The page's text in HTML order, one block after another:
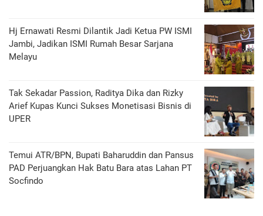
Hj Ernawati Resmi Dilantik Jadi Ketua PW ISMI
Jambi, Jadikan ISMI Rumah Besar Sarjana
Melayu
Tak Sekadar Passion, Raditya Dika dan Rizky
Arief Kupas Kunci Sukses Monetisasi Bisnis di
UPER
Temui ATR/BPN, Bupati Baharuddin dan Pansus
PAD Perjuangkan Hak Batu Bara atas Lahan PT
Socfindo